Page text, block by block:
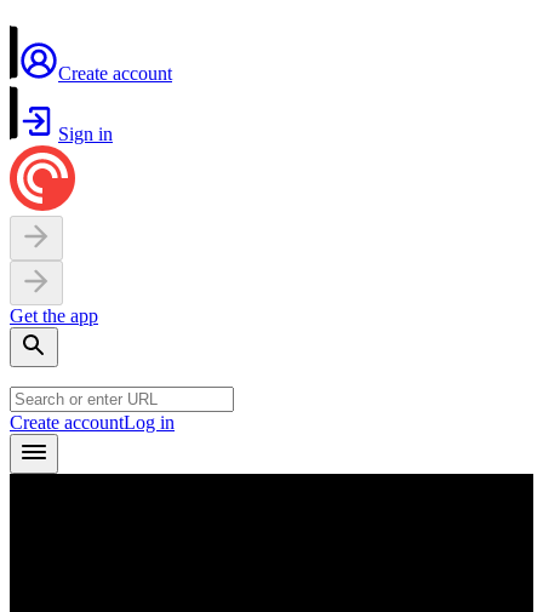
Create account
Sign in
Get the app
Create accountLog in